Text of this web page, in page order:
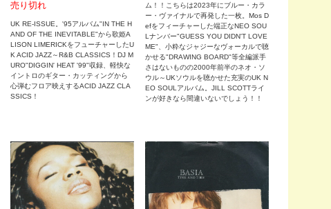
売り切れ
UK RE-ISSUE。'95アルバム"IN THE H
AND OF THE INEVITABLE"から歌姫A
LISON LIMERICKをフューチャーしたU
K ACID JAZZ～R&B CLASSICS！DJ M
URO"DIGGIN' HEAT '99"収録、軽快な
イントロのギター・カッティングから
心弾むフロア映えするACID JAZZ CLA
SSICS！
ム！！こちらは2023年にブルー・カラ
ー・ヴァイナルで再発した一枚。Mos D
efをフィーチャーした端正なNEO SOU
Lナンバー"GUESS YOU DIDN'T LOVE
ME"、小粋なジャジーなヴォーカルで聴
かせる"DRAWING BOARD"等全編派手
さはないものの2000年前半のネオ・ソ
ウル～UKソウルを聴かせた充実のUK N
EO SOULアルバム。JILL SCOTTライ
ンが好きなら間違いないでしょう！！